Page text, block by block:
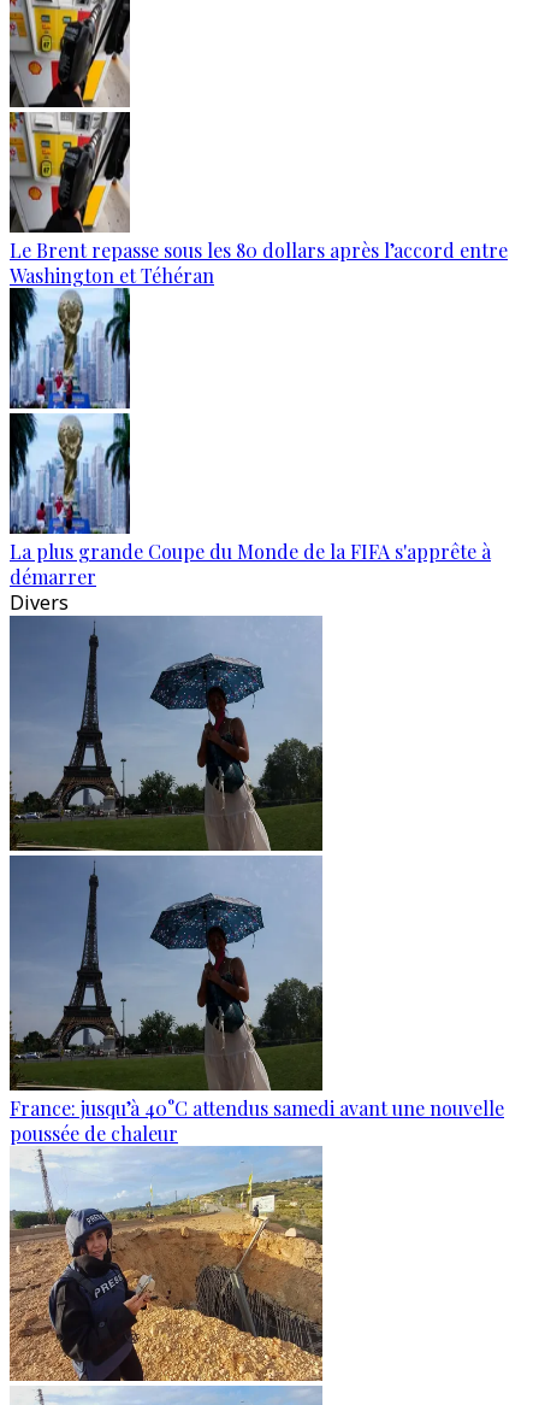
Le Brent repasse sous les 80 dollars après l’accord entre
Washington et Téhéran
La plus grande Coupe du Monde de la FIFA s'apprête à
démarrer
Divers
France: jusqu’à 40°C attendus samedi avant une nouvelle
poussée de chaleur